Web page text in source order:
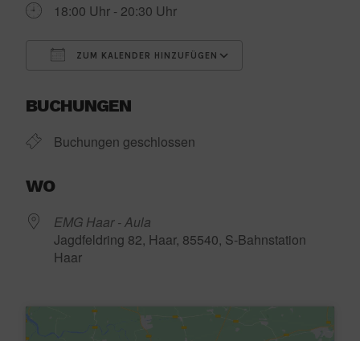
18:00 Uhr - 20:30 Uhr
ZUM KALENDER HINZUFÜGEN
BUCHUNGEN
Buchungen geschlossen
WO
EMG Haar - Aula
Jagdfeldring 82, Haar, 85540, S-Bahnstation
Haar